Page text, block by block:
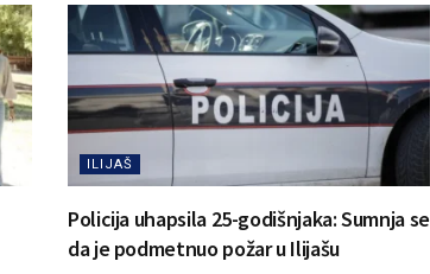
ILIJAŠ
Policija uhapsila 25-godišnjaka: Sumnja se
da je podmetnuo požar u Ilijašu